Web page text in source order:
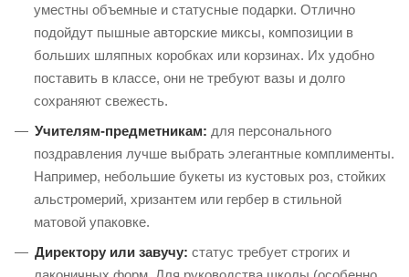
уместны объемные и статусные подарки. Отлично
подойдут пышные авторские миксы, композиции в
больших шляпных коробках или корзинах. Их удобно
поставить в классе, они не требуют вазы и долго
сохраняют свежесть.
Учителям-предметникам: для персонального
поздравления лучше выбрать элегантные комплименты.
Например, небольшие букеты из кустовых роз, стойких
альстромерий, хризантем или гербер в стильной
матовой упаковке.
Директору или завучу: статус требует строгих и